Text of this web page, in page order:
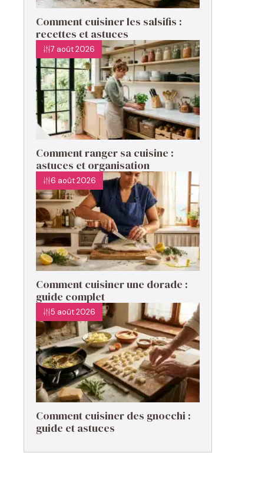
Comment cuisiner les salsifis :
recettes et astuces
7 août 2026
Comment ranger sa cuisine :
astuces et organisation
6 août 2026
Comment cuisiner une dorade :
guide complet
5 août 2026
Comment cuisiner des gnocchi :
guide et astuces